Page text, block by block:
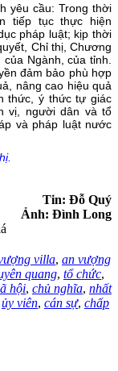
yêu cầu: Trong thời
tiếp tục thực hiện
pháp luật; kịp thời
Chỉ thị, Chương
Ngành, của tỉnh.
đảm bảo phù hợp
nâng cao hiệu quả
thức, ý thức tự giác
vị, người dân và tổ
và pháp luật nước
Tin: Đỗ Quý
Ảnh: Đình Long
villa, an vượng
quang, tổ chức,
hội, chủ nghĩa, nhất
ủy viên, cán sự, chấp